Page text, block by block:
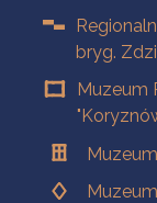
bryg.
Muzeum